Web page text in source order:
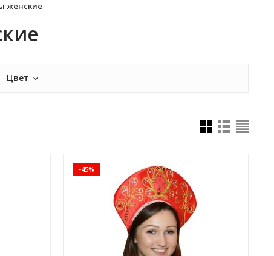
женские
Цвет
-45%